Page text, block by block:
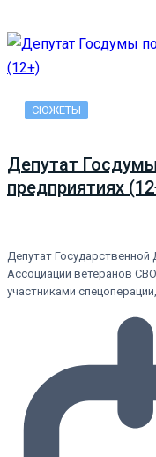
СЮЖЕТЫ
Депутат
предприятиях
Депутат
Ассоциации ветеранов
участниками